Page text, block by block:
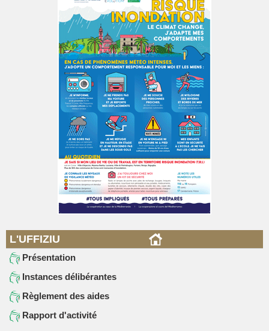
L'UFFIZIU
Présentation
Instances délibérantes
Règlement des aides
Rapport d'activité